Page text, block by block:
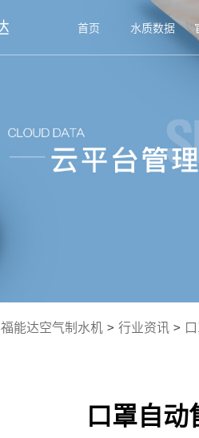
首页 水质数据
福能达空气制水机 > 行业资讯 >
口罩自